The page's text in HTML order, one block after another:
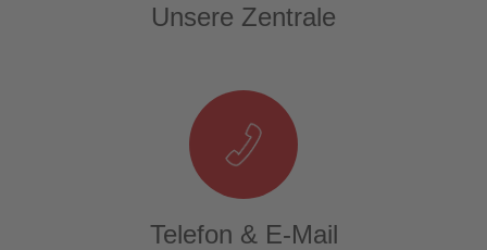
Unsere Zentrale
Telefon & E-Mail